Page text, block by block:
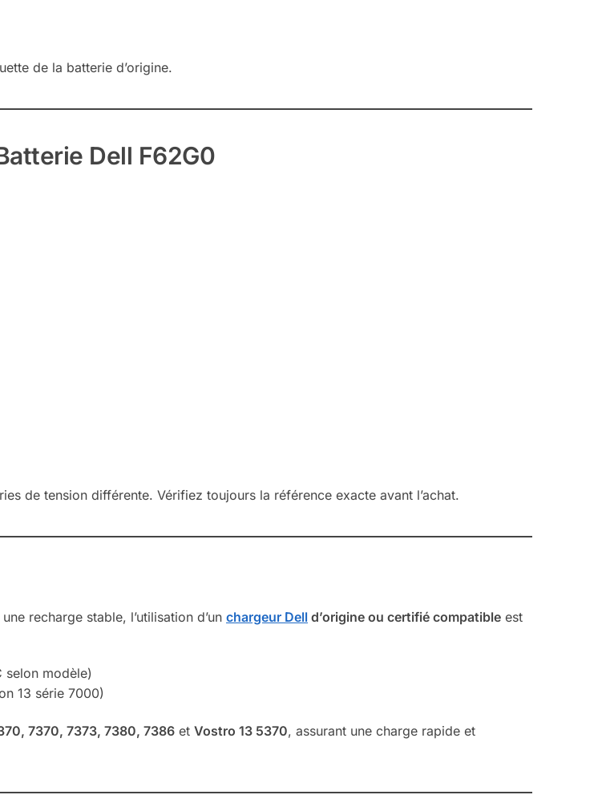
de la batterie d’origine.
Dell F62G0
de tension différente. Vérifiez toujours la référence exacte avant l’achat.
recharge stable, l’utilisation d’unchargeur Dell d’origine ou certifié compatible est
selon modèle)
13 série 7000)
7370, 7373, 7380, 7386 etVostro 13 5370, assurant une charge rapide et